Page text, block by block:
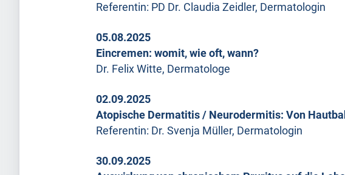
Referentin: PD Dr. Claudia Zeidler, Dermatologin
05.08.2025
Eincremen: womit, wie oft, wann?
Dr. Felix Witte, Dermatologe
02.09.2025
Atopische Dermatitis / Neurodermitis: Von
Referentin: Dr. Svenja Müller, Dermatologin
30.09.2025